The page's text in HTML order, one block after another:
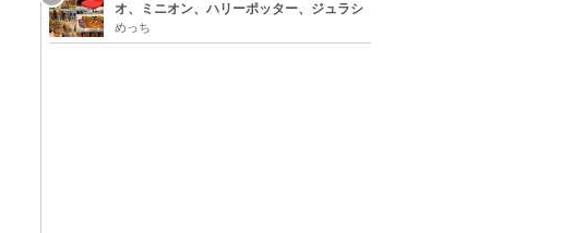
オ、ミニオン、ハリーポッター、ジュラシ
ックパーク、セサミ、SINGなどのグッズ情
報
めっち